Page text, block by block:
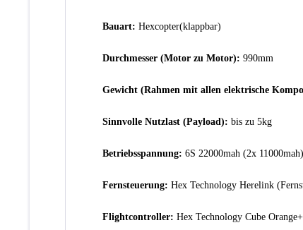
Bauart: Hexcopter(klappbar)
Durchmesser (Motor zu Motor): 990mm
Gewicht (Rahmen mit allen elektrische
Sinnvolle Nutzlast (Payload): bis zu 5kg
Betriebsspannung: 6S 22000mah (2x
Fernsteuerung: Hex Technology Herelink
Flightcontroller: Hex Technology Cube